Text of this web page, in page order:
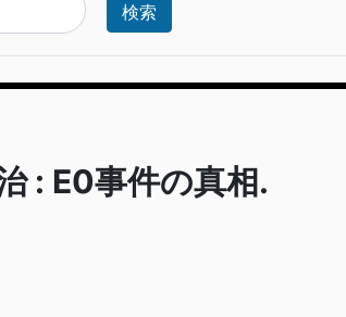
検索
: E0事件の真相.